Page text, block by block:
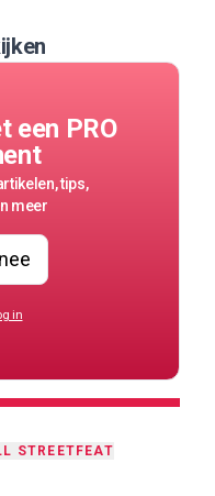
een PRO
tips,
meer
in
STREET FEAT